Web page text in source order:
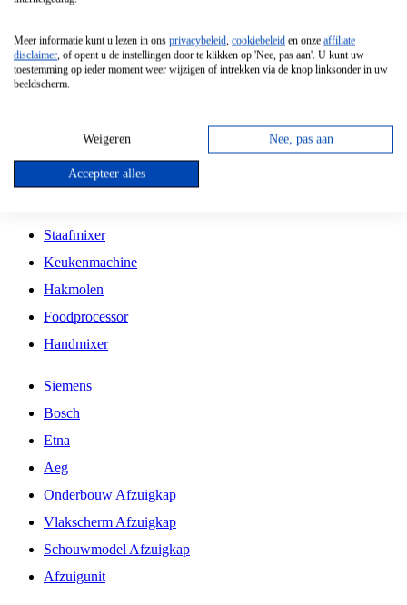
Vrijstaande Magnetron
Vrijstaande Kookplaat
Inbouw Gaskookplaat
Inbouw Keramische Kookplaat
Kookplaat Accessoires
Staafmixer
Keukenmachine
Hakmolen
Foodprocessor
Handmixer
Siemens
Bosch
Etna
Aeg
Onderbouw Afzuigkap
Vlakscherm Afzuigkap
Schouwmodel Afzuigkap
Afzuigunit
Meer informatie kunt u lezen in ons privacybeleid, cookiebeleid en onze affiliate
disclaimer, of opent u de instellingen door te klikken op 'Nee, pas aan'. U kunt uw
toestemming op ieder moment weer wijzigen of intrekken via de knop linksonder in uw
beeldscherm.
Weigeren Nee, pas aan
Accepteer alles